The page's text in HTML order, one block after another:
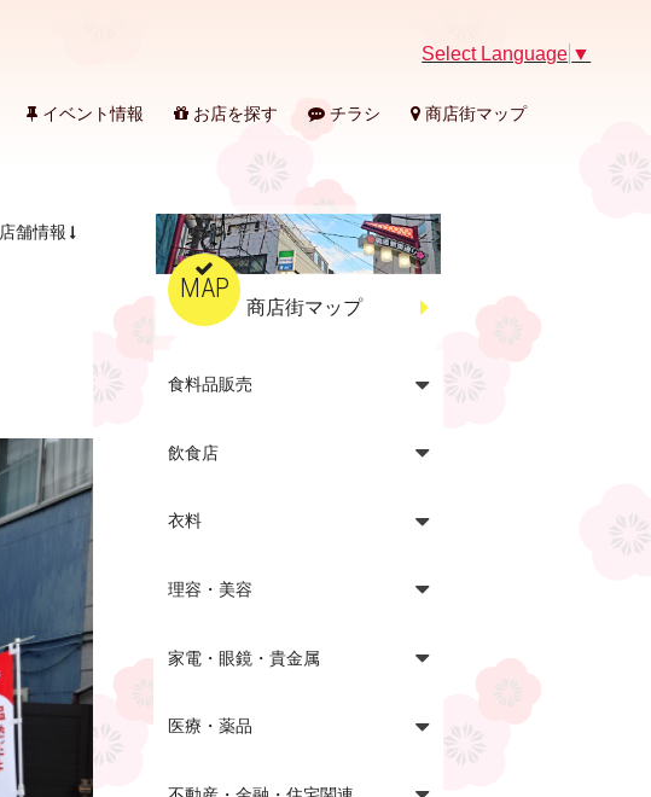
Select Language ▼
イベント情報 お店を探す チラシ 商店街マップ
店舗情報
商店街マップ
MAP
食料品販売
飲食店
衣料
理容・美容
家電・眼鏡・貴金属
医療・薬品